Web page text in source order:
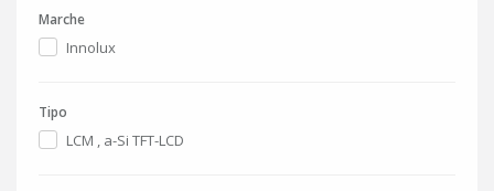
Marche
Innolux
Tipo
LCM , a-Si TFT-LCD